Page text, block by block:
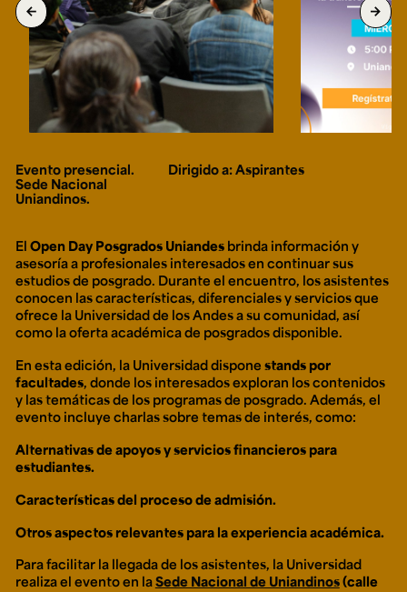
Configuración de cookies
de mayo de 1964. Reconocimiento de personería jurídica:
Resolución 28 del 23 de febrero de 1949, Minjusticia.
Acreditación institucional de alta calidad, 10 años:
Resolución 000194 del 16 de enero del 2025.
Ext. 2626
Posgrados
Ext. 4925
Educación
Continua
Ext. 4795
arrow_back arrow_forward
Evento presencial.
Sede Nacional
Uniandinos.
Dirigido a: Aspirantes
El Open Day Posgrados Uniandesbrinda información y
asesoría a profesionales interesados en continuar sus
estudios de posgrado. Durante el encuentro, los asistentes
conocen las características, diferenciales y servicios que
ofrece la Universidad de los Andes a su comunidad, así
como la oferta académica de posgrados disponible.
En esta edición, la Universidad dispone stands por
facultades, donde los interesados exploran los contenidos
y las temáticas de los programas de posgrado. Además, el
evento incluye charlas sobre temas de interés, como:
Alternativas de apoyos y servicios financieros para
estudiantes.
Características del proceso de admisión.
Otros aspectos relevantes para la experiencia académica.
Para facilitar la llegada de los asistentes, la Universidad
realiza el evento en laSede Nacional de Uniandinos(calle